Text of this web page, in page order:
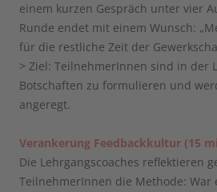
einem kurzen Gespräch unter vier
Runde endet mit einem Wunsch:
für die restliche Zeit der
> Ziel: TeilnehmerInnen sind in der
Botschaften zu formulieren und
angeregt.
Verankerung Feedbackkultur (15
Die Lehrgangscoaches reflektieren
TeilnehmerInnen die Methode: War